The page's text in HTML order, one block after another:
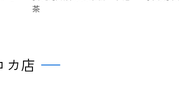
茶
カ店